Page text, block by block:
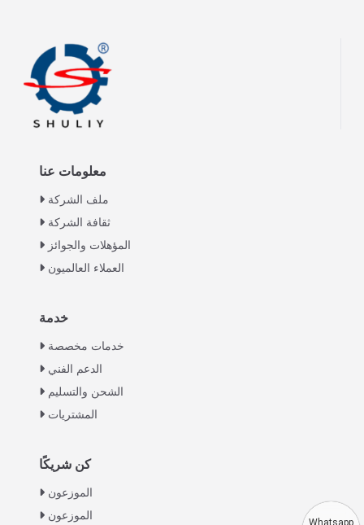
معلومات عنا
ملف الشركة
ثقافة الشركة
المؤهلات والجوائز
العملاء العالميون
خدمة
خدمات مخصصة
الدعم الفني
الشحن والتسليم
المشتريات
كن شريكًا
الموزعون
الموزعون
Vietnamese
Whatsapp